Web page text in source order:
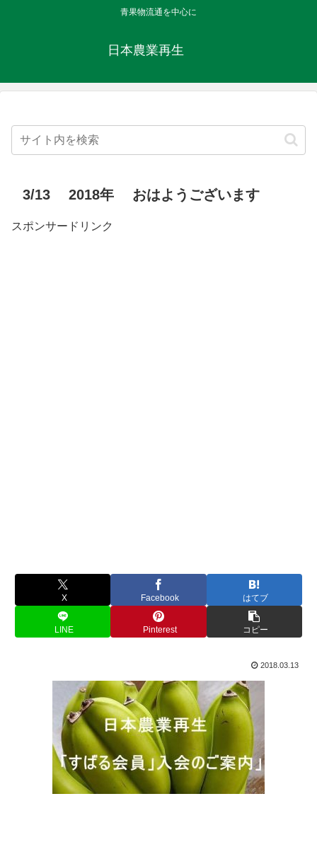
青果物流通を中心に
日本農業再生
3/13 2018年 おはようございます
スポンサードリンク
X Facebook はてブ
LINE Pinterest コピー
2018.03.13